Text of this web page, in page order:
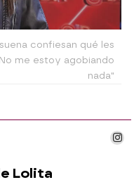
confiesan qué les
me estoy agobiando
nada"
Lolita